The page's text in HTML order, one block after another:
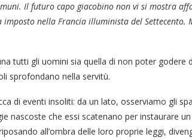
Il futuro capo giacobino non vi si mostra
imposto nella Francia illuminista del
tutti gli uomini sia quella di non poter godere
sprofondano nella servitù.
di eventi insoliti: da un lato, osserviamo gli
nascoste che essi scatenano per instaurare
all’ombra delle loro proprie leggi,